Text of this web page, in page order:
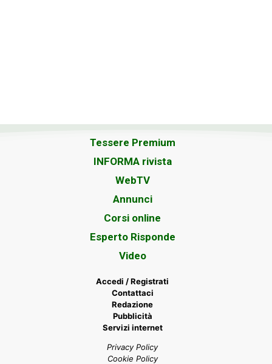
Tessere Premium
INFORMA rivista
WebTV
Annunci
Corsi online
Esperto Risponde
Video
Accedi / Registrati
Contattaci
Redazione
Pubblicità
Servizi internet
Privacy Policy
Cookie Policy